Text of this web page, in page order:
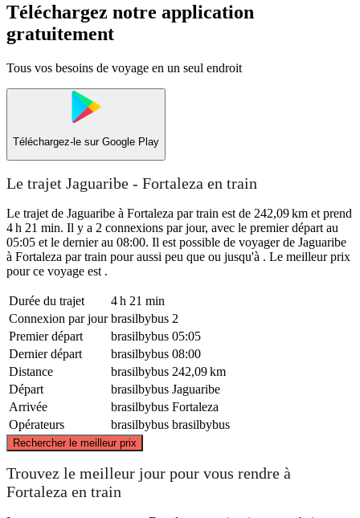
Téléchargez notre application
gratuitement
Tous vos besoins de voyage en un seul endroit
Téléchargez-le sur Google Play
Le trajet Jaguaribe - Fortaleza en train
Le trajet de Jaguaribe à Fortaleza par train est de 242,09 km et prend
4 h 21 min. Il y a 2 connexions par jour, avec le premier départ au
05:05 et le dernier au 08:00. Il est possible de voyager de Jaguaribe
à Fortaleza par train pour aussi peu que ou jusqu'à . Le meilleur prix
pour ce voyage est .
Durée du trajet
4 h 21 min
Connexion par jour brasilbybus 2
Premier départ
brasilbybus 05:05
Dernier départ
brasilbybus 08:00
Distance
brasilbybus 242,09 km
Départ
brasilbybus Jaguaribe
Arrivée
brasilbybus Fortaleza
Opérateurs
brasilbybus brasilbybus
Rechercher le meilleur prix
©CARTO, ©
Trouvez le meilleur jour pour vous rendre à
Fortaleza en train